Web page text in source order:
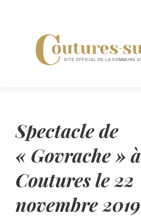
Spectacle de
« Govrache » à
Coutures le 22
novembre 2019